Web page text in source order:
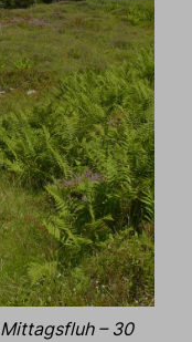
Mittagsfluh – 30